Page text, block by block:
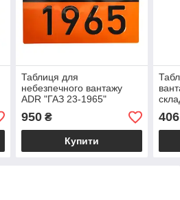
Таблиця для
небезпечного вантажу
ADR "ГАЗ 23-1965"
950₴
Купити
406